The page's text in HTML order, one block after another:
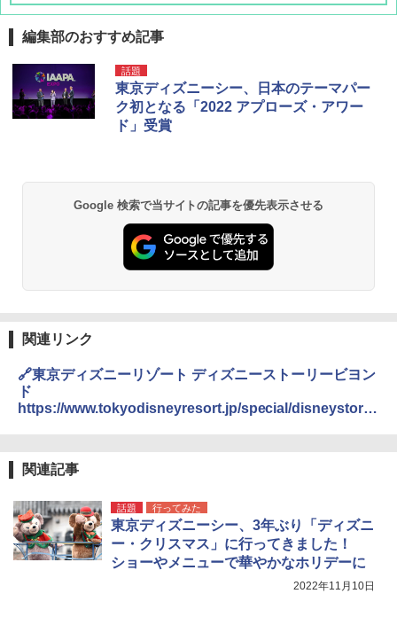
僕が見た未来【完全版】
￥0
￥2,079
A09 地球の歩き方 イタリア 2026～2027 地
地球の歩き方 スター・ウォーズ
A26 地球の歩き方 チェコ ポーランド スロヴ
ァキア 2026～2027 地球の歩き方A ヨーロッ
パ
[キャンパーズコレクション 山善] ポップアッ
プテント 傘みたいに広げて畳める パッとサ
ッとサンシェード キューブ フルクローズ メ
ッシュ 簡単設置 ワンタッチテント キャンプ
&ハイキング カーキ PATC-150(KH)
PYKES PEAK (パイクスピーク) 着替えテン
ト プライバシー テント 【中が透けない】 1
人用 折りたたみ 防災グッズ 災害用トイレ ビ
ーチ ピクニック ポップアップテント 携帯 簡
易 トイレテント (グレー)
テント ワンタッチ RENEW 幅200 2-3人用 43
500002(88859)
￥5,999
簡単設置 ポップアップテント エクルベージ
ュ(BC仕様) PATC-150B(EB)
￥9,990
DEWEL パラソル 大型 ビーチ アウトドアパ
ラソル ガーデン サイトシート付 折りたたみ
防水 UVカット 4段階高さ調整 軽量 収納袋付
き
026リニューアル 急速冷凍 空間倍増 衛生的
コンパクト 保冷力長持ち
￥2,980
付き ヒグマ・イノシシ対策 自治体・教育機
関の購入実績 登山・キャンプ・アウトドア・
送
-08EX カーキ ソロキャンプ ポリエステル フ
レーム ドーム型 テント
￥14,800
編集部のおすすめ記事
話題
東京ディズニーシー、日本のテーマパー
ク初となる「2022 アプローズ・アワー
ド」受賞
Google 検索で当サイトの記事を優先表示させる
関連リンク
🔗東京ディズニーリゾート ディズニーストーリービヨン
ド
https://www.tokyodisneyresort.jp/special/disneystory
関連記事
話題 行ってみた
東京ディズニーシー、3年ぶり「ディズニ
ー・クリスマス」に行ってきました！
ショーやメニューで華やかなホリデーに
2022年11月10日